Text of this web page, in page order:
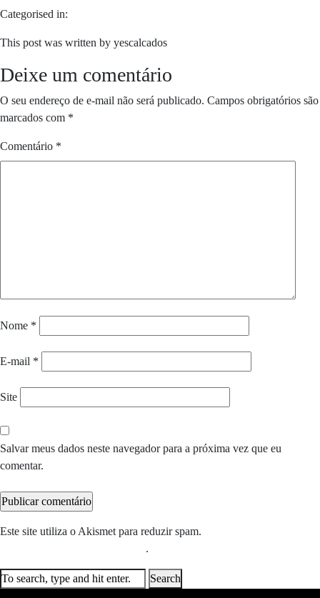
Categorised in:
This post was written by yescalcados
Deixe um comentário
O seu endereço de e-mail não será publicado. Campos obrigatórios são
marcados com *
Comentário *
Nome *
E-mail *
Site
Salvar meus dados neste navegador para a próxima vez que eu
comentar.
Este site utiliza o Akismet para reduzir spam.
.
Search